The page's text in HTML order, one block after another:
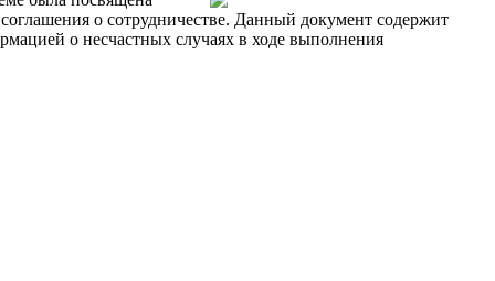
о сотрудничестве. Данный документ содержит
о несчастных случаях в ходе выполнения